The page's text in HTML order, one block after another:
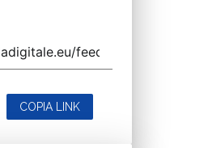
COPIA LINK